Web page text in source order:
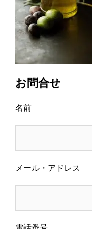
お問合せ
名前
メール・アドレス